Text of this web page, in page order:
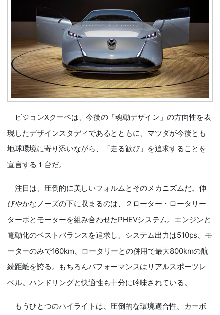
ビジョンXクーペは、今後の「魂動デザイン」の方向性を表
現したデザインスタディであるとともに、マツダが今後とも
地球環境に寄り添いながら、「走る歓び」を追求することを
宣言する１台だ。
注目は、圧倒的に美しいフォルムとそのメカニズムだ。伸
びやかなノーズの下に収まるのは、２ローター・ロータリー
ターボとモーターを組み合わせたPHEVシステム。エンジンと
電動化のベストバランスを追求し、システム出力は510ps、モ
ーターのみで160km、ロータリーとの併用で最大800kmの航
続距離を誇る。もちろんパフォーマンスはリアルスポーツレ
ベル。ハンドリングと快適性も十分に吟味されている。
もうひとつのハイライトは、圧倒的な環境適合性。カーボ